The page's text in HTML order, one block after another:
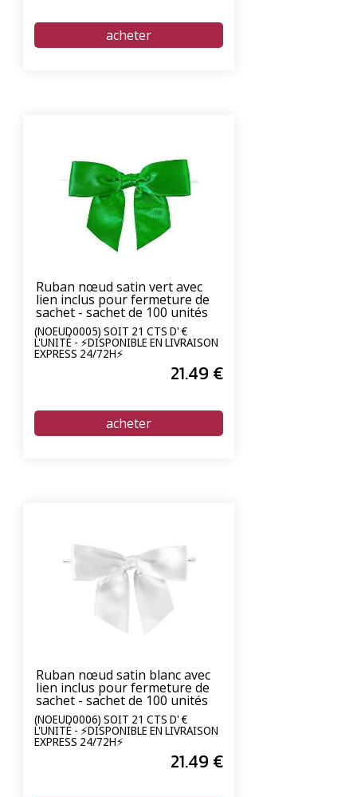
Ruban nœud satin vert avec
lien inclus pour fermeture de
sachet - sachet de 100 unités
(NOEUD0005) SOIT 21 CTS D' €
L'UNITÉ - ⚡DISPONIBLE EN LIVRAISON
EXPRESS 24/72H⚡
21.49 €
Ruban nœud satin blanc avec
lien inclus pour fermeture de
sachet - sachet de 100 unités
(NOEUD0006) SOIT 21 CTS D' €
L'UNITÉ - ⚡DISPONIBLE EN LIVRAISON
EXPRESS 24/72H⚡
21.49 €